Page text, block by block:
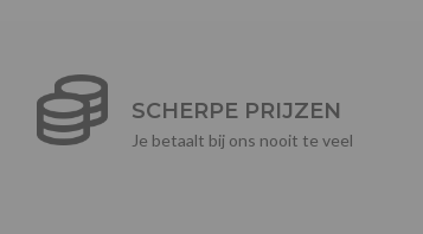
SCHERPE PRIJZEN
Je betaalt bij ons nooit te veel